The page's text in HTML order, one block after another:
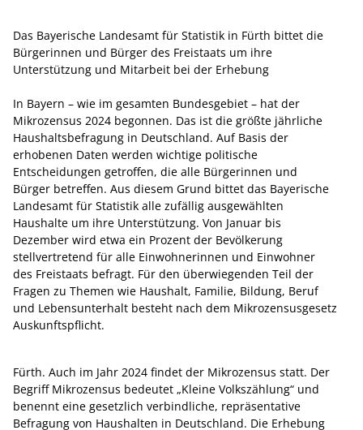
Das Bayerische Landesamt für Statistik in Fürth bittet die
Bürgerinnen und Bürger des Freistaats um ihre
Unterstützung und Mitarbeit bei der Erhebung
In Bayern – wie im gesamten Bundesgebiet – hat der
Mikrozensus 2024 begonnen. Das ist die größte jährliche
Haushaltsbefragung in Deutschland. Auf Basis der
erhobenen Daten werden wichtige politische
Entscheidungen getroffen, die alle Bürgerinnen und
Bürger betreffen. Aus diesem Grund bittet das Bayerische
Landesamt für Statistik alle zufällig ausgewählten
Haushalte um ihre Unterstützung. Von Januar bis
Dezember wird etwa ein Prozent der Bevölkerung
stellvertretend für alle Einwohnerinnen und Einwohner
des Freistaats befragt. Für den überwiegenden Teil der
Fragen zu Themen wie Haushalt, Familie, Bildung, Beruf
und Lebensunterhalt besteht nach dem Mikrozensusgesetz
Auskunftspflicht.
Fürth. Auch im Jahr 2024 findet der Mikrozensus statt. Der
Begriff Mikrozensus bedeutet „Kleine Volkszählung“ und
benennt eine gesetzlich verbindliche, repräsentative
Befragung von Haushalten in Deutschland. Die Erhebung